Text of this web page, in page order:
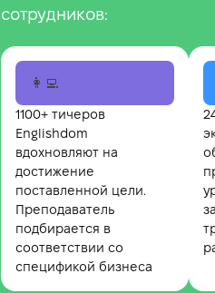
сотрудников:
👩‍💻
1100+ тичеров
Englishdom
вдохновляют на
достижение
поставленной цели.
Преподаватель
подбирается в
соответствии со
спецификой бизнеса